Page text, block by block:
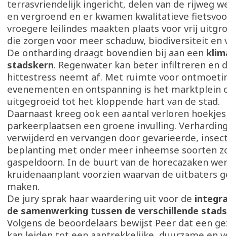
terrasvriendelijk ingericht, delen van de rijweg
en vergroend en er kwamen kwalitatieve
vroegere leilindes maakten plaats voor vrij
die zorgen voor meer schaduw, biodiversiteit en
De ontharding draagt bovendien bij aan een
stadskern. Regenwater kan beter infiltreren en
hittestress neemt af. Met ruimte voor
evenementen en ontspanning is het marktplein
uitgegroeid tot het kloppende hart van de stad.
Daarnaast kreeg ook een aantal verloren
parkeerplaatsen een groene invulling.
verwijderd en vervangen door gevarieerde,
beplanting met onder meer inheemse soorten
gaspeldoorn. In de buurt van de horecazaken
kruidenaanplant voorzien waarvan de uitbaters
maken.
De jury sprak haar waardering uit voor de
de samenwerking tussen de verschillende
Volgens de beoordelaars bewijst Peer dat een